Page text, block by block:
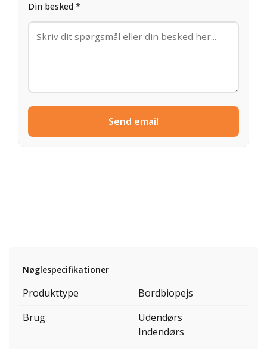
Din besked *
Send email
Nøglespecifikationer
Produkttype
Bordbiopejs
Brug
Udendørs
Indendørs